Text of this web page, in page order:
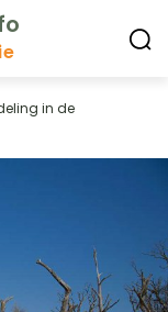
in de